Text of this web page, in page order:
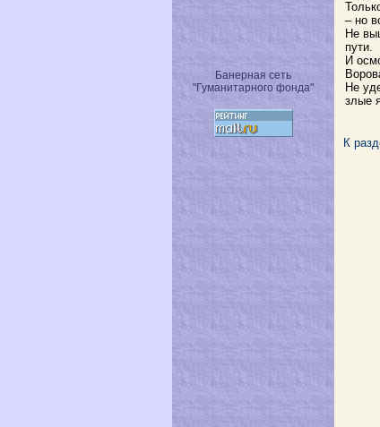
Банерная сеть
"Гуманитарного фонда"
– но
Не
пути.
И
Не
злые
К